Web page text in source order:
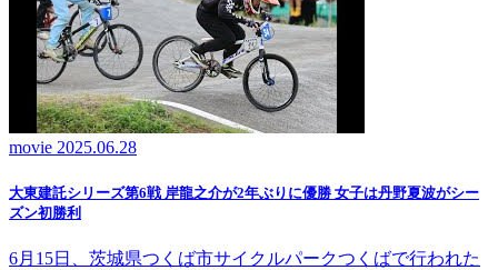
movie 2025.06.28
大東建託シリーズ第6戦 岸龍之介が2年ぶりに優勝 女子は丹野夏波がシー
ズン初勝利
6月15日、茨城県つくば市サイクルパークつくばで行われた